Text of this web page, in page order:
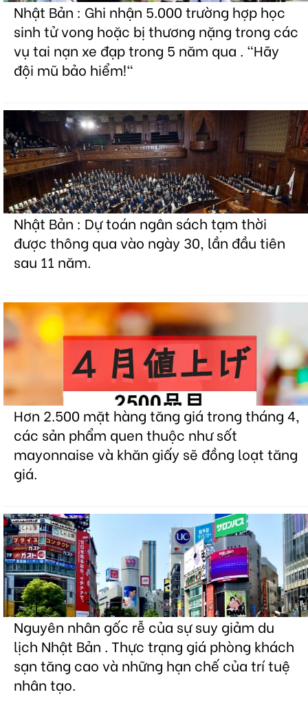
Nhật Bản : Ghi nhận 5.000 trường hợp học
sinh tử vong hoặc bị thương nặng trong các
vụ tai nạn xe đạp trong 5 năm qua . "Hãy
đội mũ bảo hiểm!"
Nhật Bản : Dự toán ngân sách tạm thời
được thông qua vào ngày 30, lần đầu tiên
sau 11 năm.
Hơn 2.500 mặt hàng tăng giá trong tháng 4,
các sản phẩm quen thuộc như sốt
mayonnaise và khăn giấy sẽ đồng loạt tăng
giá.
Nguyên nhân gốc rễ của sự suy giảm du
lịch Nhật Bản . Thực trạng giá phòng khách
sạn tăng cao và những hạn chế của trí tuệ
nhân tạo.